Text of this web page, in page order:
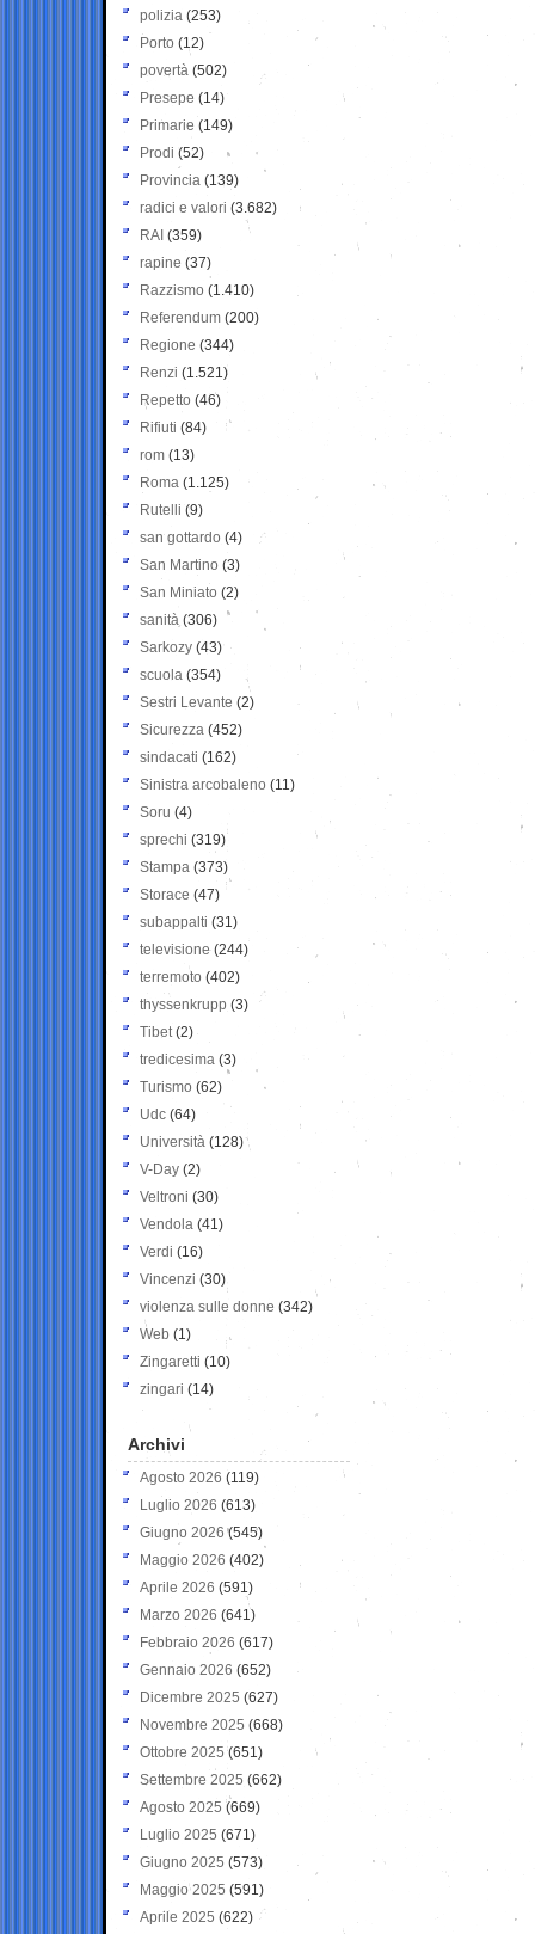
polizia (253)
Porto (12)
povertà (502)
Presepe (14)
Primarie (149)
Prodi (52)
Provincia (139)
radici e valori (3.682)
RAI (359)
rapine (37)
Razzismo (1.410)
Referendum (200)
Regione (344)
Renzi (1.521)
Repetto (46)
Rifiuti (84)
rom (13)
Roma (1.125)
Rutelli (9)
san gottardo (4)
San Martino (3)
San Miniato (2)
sanità (306)
Sarkozy (43)
scuola (354)
Sestri Levante (2)
Sicurezza (452)
sindacati (162)
Sinistra arcobaleno (11)
Soru (4)
sprechi (319)
Stampa (373)
Storace (47)
subappalti (31)
televisione(244)
terremoto (402)
thyssenkrupp (3)
Tibet(2)
tredicesima (3)
Turismo (62)
Udc (64)
Università (128)
V-Day (2)
Veltroni (30)
Vendola (41)
Verdi (16)
Vincenzi (30)
violenza sulle donne (342)
Web (1)
Zingaretti (10)
zingari (14)
Archivi
Agosto 2026 (119)
Luglio 2026 (613)
Giugno 2026 (545)
Maggio 2026 (402)
Aprile 2026 (591)
Marzo 2026 (641)
Febbraio 2026 (617)
Gennaio 2026 (652)
Dicembre 2025 (627)
Novembre 2025 (668)
Ottobre 2025 (651)
Settembre 2025 (662)
Agosto 2025 (669)
Luglio 2025 (671)
Giugno 2025 (573)
Maggio 2025 (591)
Aprile 2025 (622)